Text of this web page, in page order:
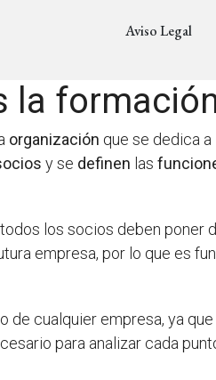
Aviso Legal
la
organización que se dedica
y se definen las
los socios deben poner
empresa, por lo que es
de cualquier empresa, ya
para analizar cada